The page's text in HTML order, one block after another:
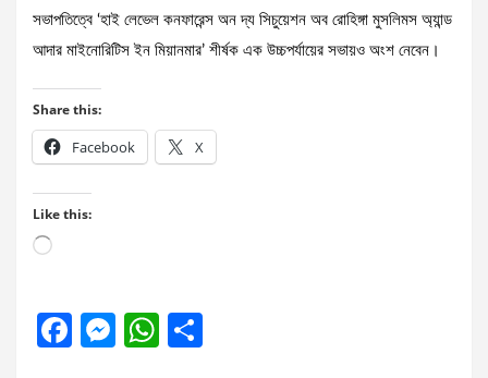
সভাপতিত্বে ‘হাই লেভেল কনফারেন্স অন দ্য সিচুয়েশন অব রোহিঙ্গা মুসলিমস অ্যান্ড
আদার মাইনোরিটিস ইন মিয়ানমার’ শীর্ষক এক উচ্চপর্যায়ের সভায়ও অংশ নেবেন।
Share this:
Facebook X
Like this:
Loading…
F
M W